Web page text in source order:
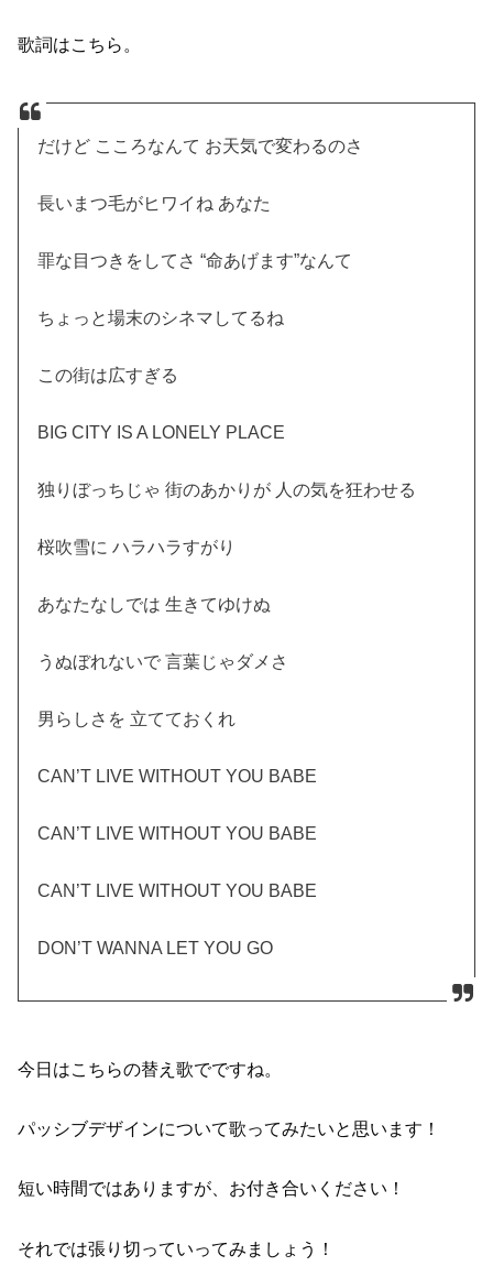
歌詞はこちら。
だけど こころなんて お天気で変わるのさ
長いまつ毛がヒワイね あなた
罪な目つきをしてさ “命あげます”なんて
ちょっと場末のシネマしてるね
この街は広すぎる
BIG CITY IS A LONELY PLACE
独りぼっちじゃ 街のあかりが 人の気を狂わせる
桜吹雪に ハラハラすがり
あなたなしでは 生きてゆけぬ
うぬぼれないで 言葉じゃダメさ
男らしさを 立てておくれ
CAN’T LIVE WITHOUT YOU BABE
CAN’T LIVE WITHOUT YOU BABE
CAN’T LIVE WITHOUT YOU BABE
DON’T WANNA LET YOU GO
今日はこちらの替え歌でですね。
パッシブデザインについて歌ってみたいと思います！
短い時間ではありますが、お付き合いください！
それでは張り切っていってみましょう！